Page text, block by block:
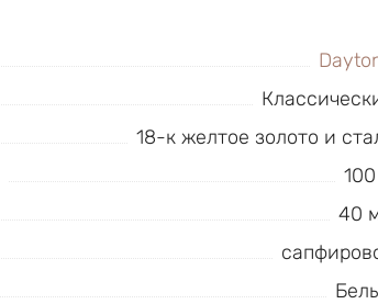
18-к желтое золото и
40